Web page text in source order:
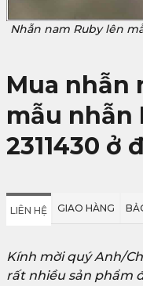
Nhẫn nam Ruby lên
Mua nhẫn
mẫu nhẫn
2311430 ở
LIÊN HỆ GIAO HÀNG
Kính mời quý Anh/
rất nhiều sản phẩm